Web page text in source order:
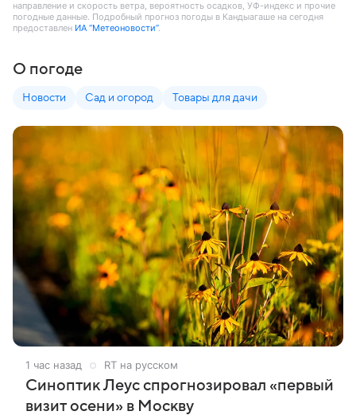
направление и скорость ветра, вероятность осадков, УФ-индекс и прочие
погодные данные. Подробный прогноз погоды в Кандыагаше на сегодня
предоставлен ИА “Метеоновости”.
О погоде
Новости Сад и огород Товары для дачи
1 час назад RT на русском
Синоптик Леус спрогнозировал «первый
визит осени» в Москву